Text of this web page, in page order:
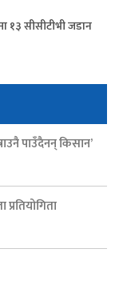
१३ सीसीटीभी जडान
पाउँदैनन् किसान’